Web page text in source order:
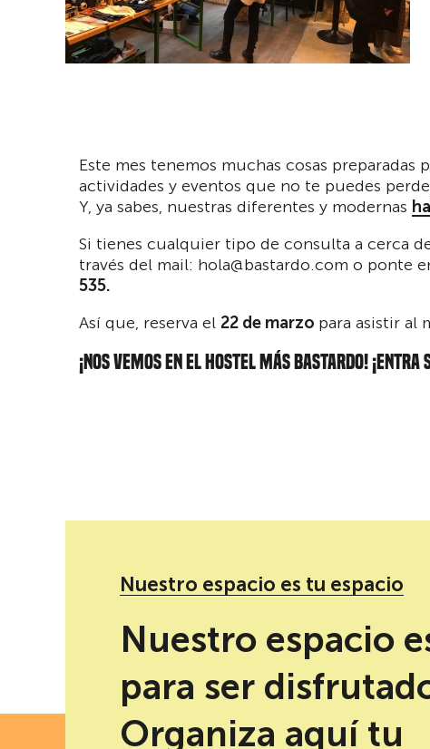
Este mes tenemos muchas cosas
actividades y eventos que no te puedes
Y, ya sabes, nuestras diferentes y modernas
Si tienes cualquier tipo de consulta a cerca
través del mail: hola@bastardo.com o ponte
535.
Así que, reserva el 22 de marzo para asistir al
¡NOS VEMOS EN EL HOSTEL MÁS BASTARDO!
Nuestro espacio es tu espacio
Nuestro espacio
para ser
Organiza aquí tu